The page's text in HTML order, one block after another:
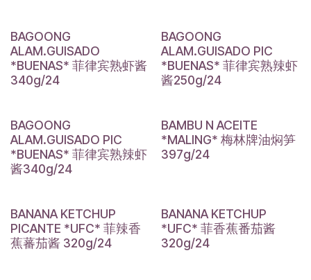
BAGOONG
ALAM.GUISADO
*BUENAS* 菲律宾熟虾酱
340g/24
BAGOONG
ALAM.GUISADO PIC
*BUENAS* 菲律宾熟辣虾
酱250g/24
BAGOONG
ALAM.GUISADO PIC
*BUENAS* 菲律宾熟辣虾
酱340g/24
BAMBU N ACEITE
*MALING* 梅林牌油焖笋
397g/24
BANANA KETCHUP
PICANTE *UFC* 菲辣香
蕉蕃茄酱 320g/24
BANANA KETCHUP
*UFC* 菲香蕉番茄酱
320g/24